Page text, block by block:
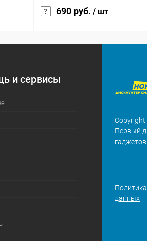
690 руб. / шт
и сервисы
Copyright
Первый
данных